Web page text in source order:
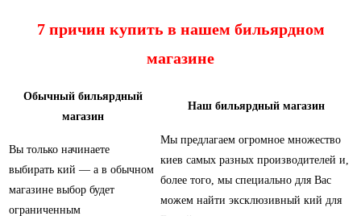
7 причин купить в нашем бильярдном
магазине
Обычный бильярдный
магазин
Наш бильярдный магазин
Вы только начинаете
выбирать кий — а в обычном
магазине выбор будет
ограниченным
Мы предлагаем огромное множество
киев самых разных производителей и,
более того, мы специально для Вас
можем найти эксклюзивный кий для